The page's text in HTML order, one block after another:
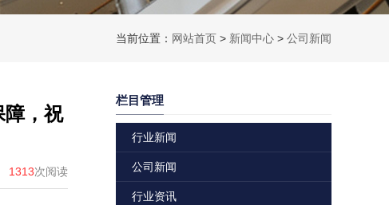
当前位置： 网站首页 > 新闻中心 > 公司新闻
障，祝
1313次阅读
栏目管理
行业新闻
公司新闻
行业资讯